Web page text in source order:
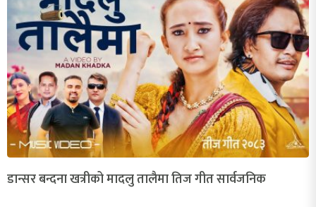
डान्सर बन्दना खत्रीको मादलु तालैमा तिज गीत सार्वजनिक